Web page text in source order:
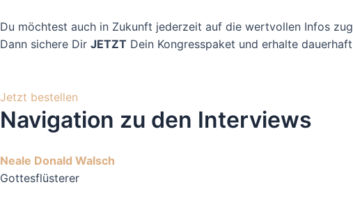
Du möchtest auch in Zukunft jederzeit auf die wertvollen Infos
Dann sichere Dir JETZT Dein Kongresspaket und erhalte
Jetzt bestellen
Navigation zu den Interviews
Neale Donald Walsch
Gottesflüsterer